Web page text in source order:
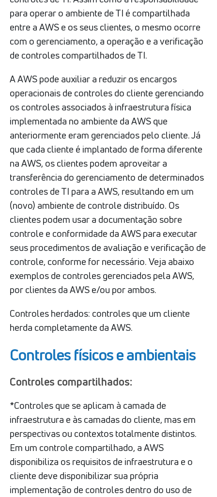
para operar o ambiente de TI é compartilhada
entre a AWS e os seus clientes, o mesmo ocorre
com o gerenciamento, a operação e a verificação
de controles compartilhados de TI.
A AWS pode auxiliar a reduzir os encargos
operacionais de controles do cliente gerenciando
os controles associados à infraestrutura física
implementada no ambiente da AWS que
anteriormente eram gerenciados pelo cliente. Já
que cada cliente é implantado de forma diferente
na AWS, os clientes podem aproveitar a
transferência do gerenciamento de determinados
controles de TI para a AWS, resultando em um
(novo) ambiente de controle distribuído. Os
clientes podem usar a documentação sobre
controle e conformidade da AWS para executar
seus procedimentos de avaliação e verificação de
controle, conforme for necessário. Veja abaixo
exemplos de controles gerenciados pela AWS,
por clientes da AWS e/ou por ambos.
Controles herdados: controles que um cliente
herda completamente da AWS.
Controles físicos e ambientais
Controles compartilhados:
*Controles que se aplicam à camada de
infraestrutura e às camadas do cliente, mas em
perspectivas ou contextos totalmente distintos.
Em um controle compartilhado, a AWS
disponibiliza os requisitos de infraestrutura e o
cliente deve disponibilizar sua própria
implementação de controles dentro do uso de